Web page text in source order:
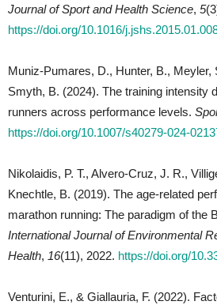
Journal of Sport and Health Science, 5
https://doi.org/10.1016/
Muniz-Pumares, D., Hunter, B., Meyler,
Smyth, B. (2024). The training intensity
runners across performance levels.
https://doi.org/10.1007/s40279-024-
Nikolaidis, P. T., Alvero-Cruz, J. R.,
Knechtle, B. (2019). The age-related
marathon running: The paradigm of the
International Journal of Environmental
Health, 16(11), 2022. https://doi.org/
Venturini, E., & Giallauria, F. (2022).